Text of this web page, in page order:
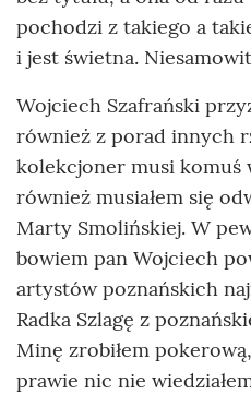
pochodzi z takiego a
i jest świetna.
Wojciech Szafrański
również z porad innych
kolekcjoner musi komuś
również musiałem się
Marty Smolińskiej. W
bowiem pan Wojciech
artystów poznańskich
Radka Szlagę z
Minę zrobiłem
prawie nic nie